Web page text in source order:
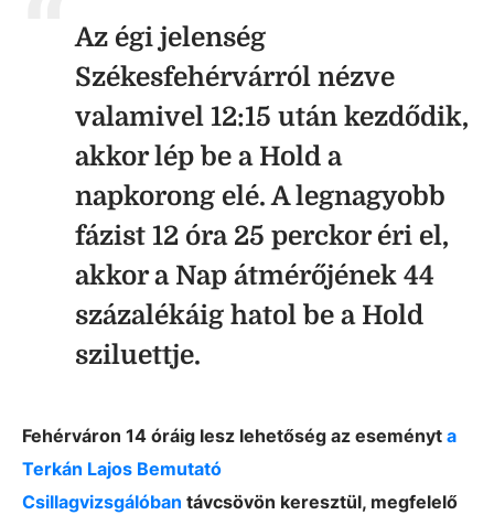
Az égi jelenség
Székesfehérvárról nézve
valamivel 12:15 után kezdődik,
akkor lép be a Hold a
napkorong elé. A legnagyobb
fázist 12 óra 25 perckor éri el,
akkor a Nap átmérőjének 44
százalékáig hatol be a Hold
sziluettje.
Fehérváron 14 óráig lesz lehetőség az eseményt a
Terkán Lajos Bemutató
Csillagvizsgálóban távcsövön keresztül, megfelelő